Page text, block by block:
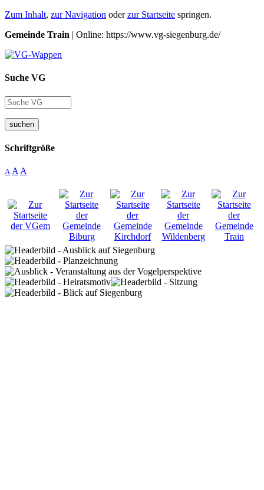
Zum Inhalt, zur Navigation oderzur Startseite springen.
Gemeinde Train | Online: https://www.vg-siegenburg.de/
Suche VG
suchen
Schriftgröße
A A A